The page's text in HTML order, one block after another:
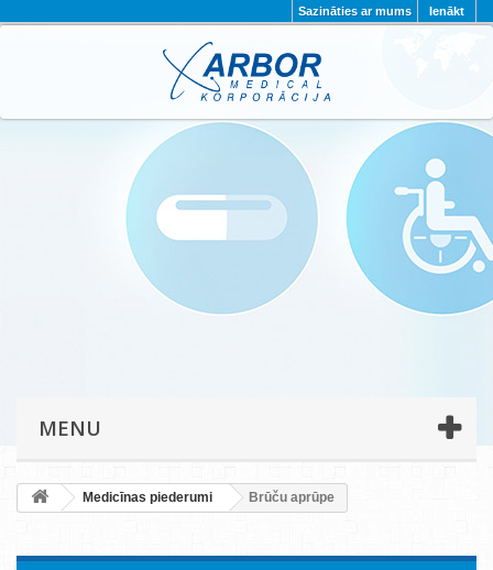
Ienākt
Sazināties ar mums
PAR MUMS PROJEKTI
KONTAKTI
PRIVĀTUMA POLITIKA
MENU
Medicīnas piederumi Brūču aprūpe